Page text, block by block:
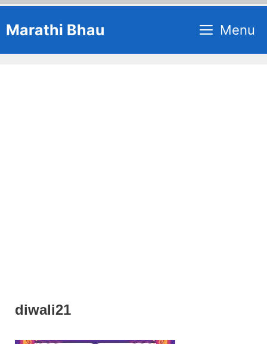
toMarathi Bhau Menu
diwali21